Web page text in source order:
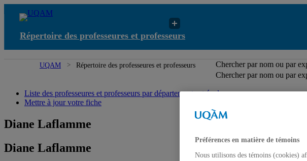
Répertoire des professeures et professeurs
UQAM Répertoire des professeures et professeurs
Chercher par nom ou par
Chercher par nom ou par
Liste des professeures et professeurs par départements et écoles
Mettre à jour votre fiche
Diane Laflamme
Diane Laflamme
Préférences en matière de témoins
Nous utilisons des témoins (cookies)